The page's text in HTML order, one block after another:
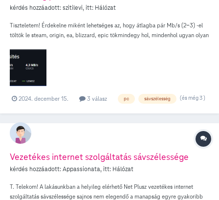
kérdés hozzáadott:szitilevi, itt: Hálózat
Tiszteletem! Érdekelne miként lehetséges az, hogy átlagba pár Mb/s (2-3) -el
töltök le steam, origin, ea, blizzard, epic tökmindegy hol, mindenhol ugyan olyan
***** kft-nél 500-as netért fizettem és ott stabil 60Mb/s-el töltöttem le. Most is
809.1 kb/s letöltés nevetséges. netsh winshock minden is volt már. Ezért nem
próbáltam rog strix b550-f es setuppal is az vígan 2.5Gb-s és ugyan olyan retek.
Már rémlik miért hagytam itt a telefost. 3 napot adok, hogy megoldjátok utána
megy a feljelentés a szerződésben foglaltaknak nem megfelelése miatt. És már
herótom van az online ügyfélszolgálattól akik az égvilágon semmit nem tudnak
kezdeni a helyzettel. (Cat5E Cat 6 és Cat 7 tesztelve semmi különbség)
2024. december 15. 3 válasz pc sávszélesség (és még 3 )
Vezetékes internet szolgáltatás sávszélessége
kérdés hozzáadott:Appassionata, itt: Hálózat
T. Telekom! A lakásunkban a helyileg elérhető Net Plusz vezetékes internet
szolgáltatás sávszélessége sajnos nem elegendő a manapság egyre gyakoribb